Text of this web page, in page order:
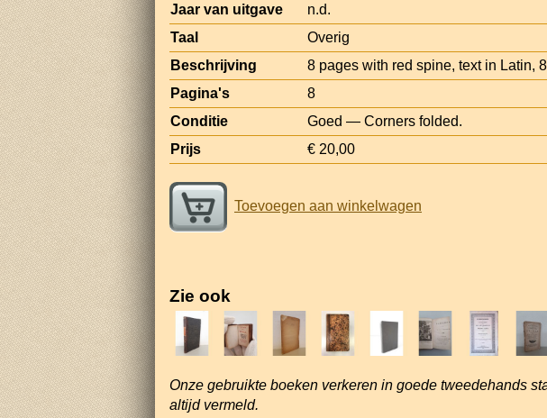
Jaar van uitgave
n.d.
Taal
Overig
Beschrijving
8 pages with red spine, text in Latin,
Pagina's
8
Conditie
Goed — Corners folded.
Prijs
€ 20,00
Toevoegen aan winkelwagen
Zie ook
Onze gebruikte boeken verkeren in goede tweedehands
altijd vermeld.